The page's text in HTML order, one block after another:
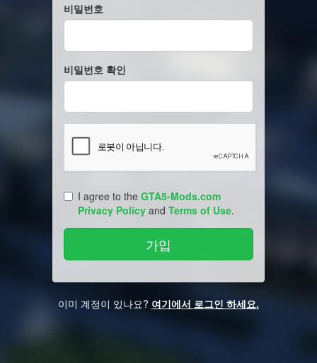
비밀번호
비밀번호 확인
I agree to the GTA5-Mods.com
Privacy Policy and Terms of Use.
이미 계정이 있나요? 여기에서 로그인 하세요.